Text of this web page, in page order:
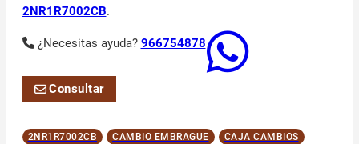
2NR1R7002CB.
¿Necesitas ayuda? 966754878
Consultar
2NR1R7002CB CAMBIO EMBRAGUE
CAJA CAMBIOS